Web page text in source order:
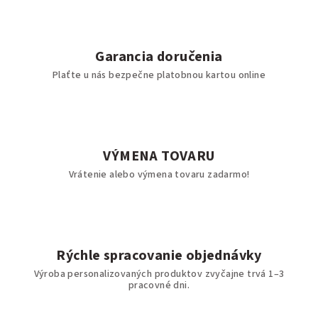
Garancia doručenia
Plaťte u nás bezpečne platobnou kartou online
VÝMENA TOVARU
Vrátenie alebo výmena tovaru zadarmo!
Rýchle spracovanie objednávky
Výroba personalizovaných produktov zvyčajne trvá 1–3
pracovné dni.